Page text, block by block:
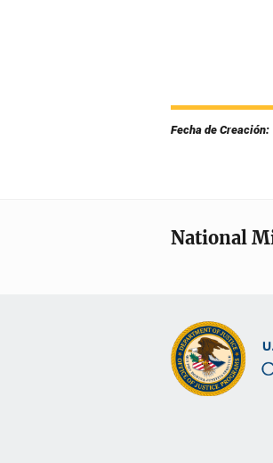
Fecha de
National